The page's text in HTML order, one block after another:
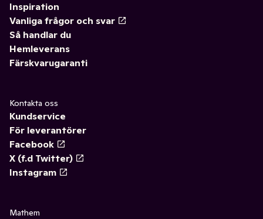
Inspiration
Vanliga frågor och svar
Så handlar du
Hemleverans
Färskvarugaranti
Kontakta oss
Kundservice
För leverantörer
Facebook
X (f.d Twitter)
Instagram
Mathem